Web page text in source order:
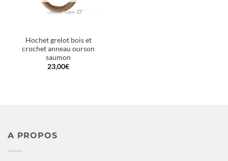
Hochet grelot bois et
crochet anneau ourson
saumon
23,00€
A PROPOS